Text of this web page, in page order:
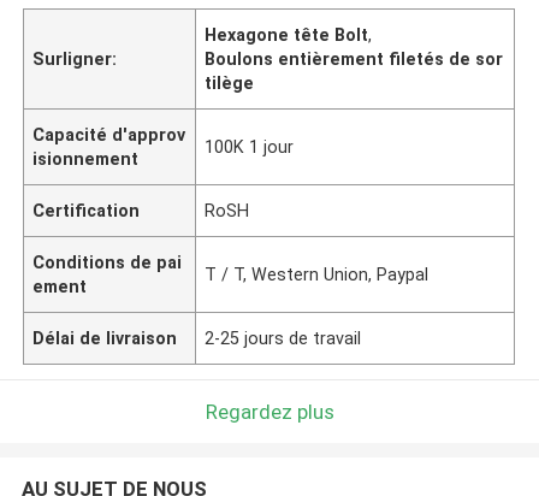
Surligner:
Hexagone tête Bolt,
Boulons entièrement filetés de sor
tilège
Capacité d'approv
isionnement
100K 1 jour
Certification RoSH
Conditions de pai
ement
T / T, Western Union, Paypal
Délai de livraison 2-25 jours de travail
Regardez plus
AU SUJET DE NOUS